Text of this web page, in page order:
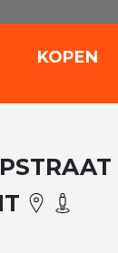
KOPEN